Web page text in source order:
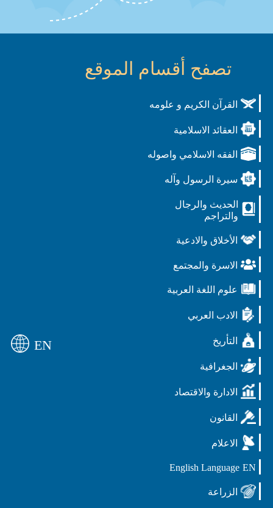
تصفح أقسام الموقع
القرآن الكريم و علومه
العقائد الاسلامية
الفقه الاسلامي واصوله
سيرة الرسول وآله
الحديث والرجال
والتراجم
الأخلاق والادعية
الاسرة والمجتمع
علوم اللغة العربية
الادب العربي
التأريخ
الجغرافية
الادارة والاقتصاد
القانون
الاعلام
EN
English Language
الزراعة
EN